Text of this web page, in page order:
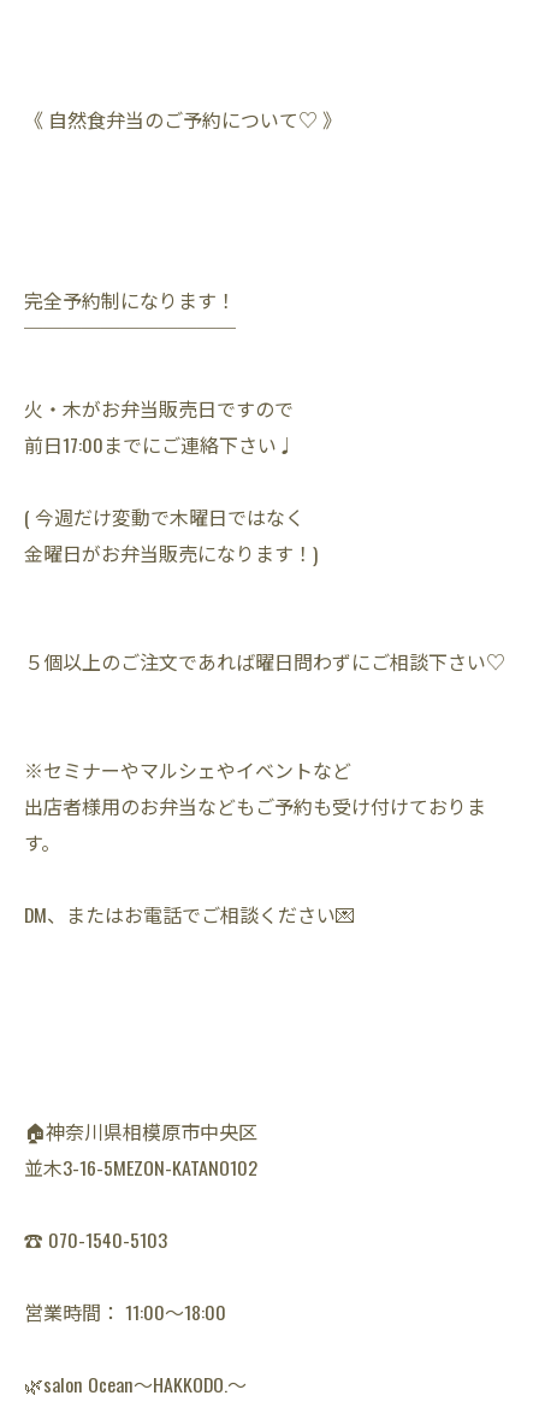
《 自然食弁当のご予約について♡ 》
完全予約制になります！
￣￣￣￣￣￣￣￣￣￣￣
火・木がお弁当販売日ですので
前日17:00までにご連絡下さい♩
( 今週だけ変動で木曜日ではなく
金曜日がお弁当販売になります！)
５個以上のご注文であれば曜日問わずにご相談下さい♡
※セミナーやマルシェやイベントなど
出店者様用のお弁当などもご予約も受け付けておりま
す。
DM、またはお電話でご相談ください💌
🏠神奈川県相模原市中央区
並木3-16-5MEZON-KATANO102
☎️ 070-1540-5103
営業時間： 11:00〜18:00
🌿salon Ocean〜HAKKODO.〜